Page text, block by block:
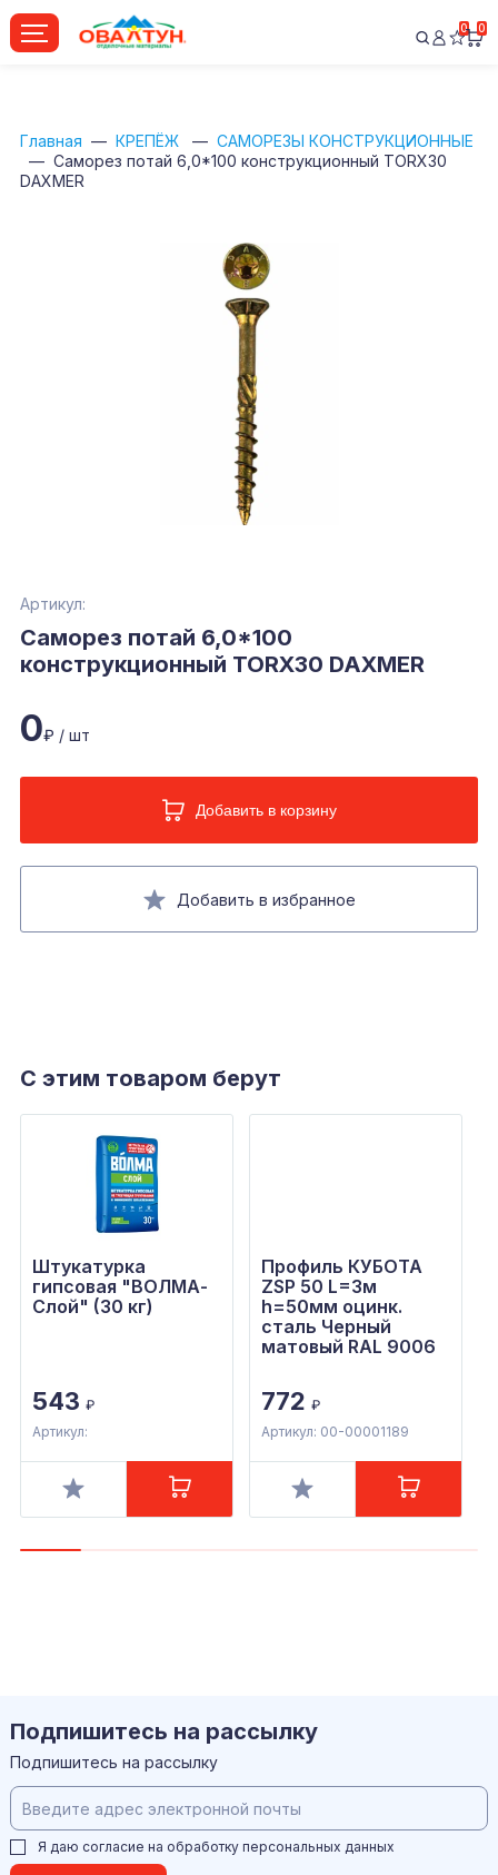
0 0
Главная КРЕПЁЖ
САМОРЕЗЫ КОНСТРУКЦИОННЫЕ
Саморез потай 6,0*100 конструкционный TORX30
DAXMER
Артикул:
Саморез потай 6,0*100
конструкционный TORX30 DAXMER
0₽ / шт
Добавить в корзину
Добавить в избранное
С этим товаром берут
Штукатурка
гипсовая "ВОЛМА-
Слой" (30 кг)
543 ₽
Артикул:
Профиль КУБОТА
ZSP 50 L=3м
h=50мм оцинк.
сталь Черный
матовый RAL 9006
772 ₽
Артикул: 00-00001189
Подпишитесь на рассылку
Подпишитесь на рассылку
Я даю согласие на обработку персональных данных